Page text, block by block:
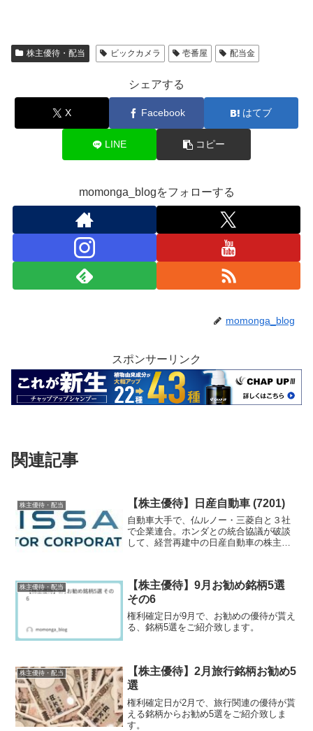
株主優待・配当 ビックカメラ 壱番屋 配当金
シェアする
X Facebook はてブ
LINE コピー
momonga_blogをフォローする
momonga_blog
スポンサーリンク
関連記事
株主優待・配当 【株主優待】日産自動車 (7201)
自動車大手で、仏ルノー・三菱自と３社
で企業連合。ホンダとの統合協議が破談
して、経営再建中の日産自動車の株主優
株主優待・配当
【株主優待】9月お勧め銘柄5選
その6
権利確定日が9月で、お勧めの優待が貰え
る、銘柄5選をご紹介致します。
株主優待・配当
【株主優待】2月旅行銘柄お勧め5
選
権利確定日が2月で、旅行関連の優待が貰
える銘柄からお勧め5選をご紹介致しま
す。